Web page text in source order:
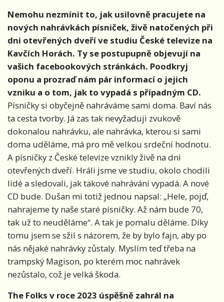
Nemohu nezmínit to, jak usilovně pracujete na
nových nahrávkách písniček, živě natočených při
dni otevřených dveří ve studiu České televize na
Kavčích Horách. Ty se postupupně objevují na
vašich facebookových stránkách. Poodkryj
oponu a prozraď nám pár informací o jejich
vzniku a o tom, jak to vypadá s případným CD.
Písničky si obyčejně nahráváme sami doma. Baví nás
ta cesta tvorby. Já zas tak nevyžaduji zvukově
dokonalou nahrávku, ale nahrávka, kterou si sami
doma uděláme, má pro mě velkou srdeční hodnotu.
A písničky z České televize vznikly živě na dni
otevřených dveří. Hráli jsme ve studiu, okolo chodili
lidé a sledovali, jak takové nahrávání vypadá. A nové
CD bude. Dušan mi totiž jednou napsal: „Hele, pojď,
nahrajeme ty naše staré písničky. Až nám bude 70,
tak už to neuděláme“. A tak je pomalu děláme. Díky
tomu jsem se sžil s názorem, že by bylo fajn, aby po
nás nějaké nahrávky zůstaly. Myslím teď třeba na
trampský Magison, po kterém moc nahrávek
nezůstalo, což je velká škoda.
The Folks v roce 2023 úspěšně zahrál na